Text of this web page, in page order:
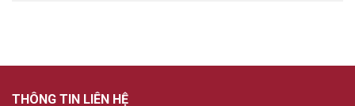
THÔNG TIN LIÊN HỆ